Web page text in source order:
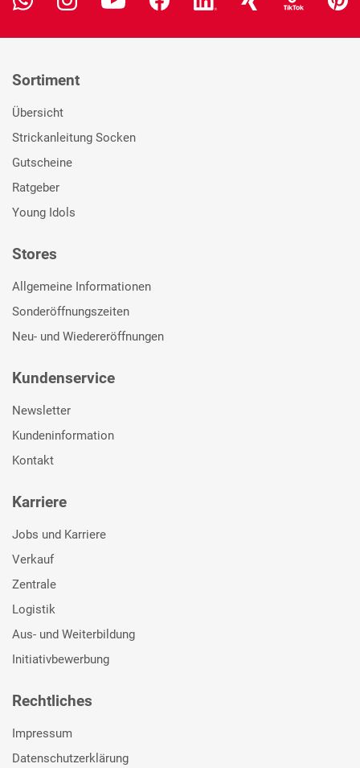
Sortiment
Übersicht
Strickanleitung Socken
Gutscheine
Ratgeber
Young Idols
Stores
Allgemeine Informationen
Sonderöffnungszeiten
Neu- und Wiedereröffnungen
Kundenservice
Newsletter
Kundeninformation
Kontakt
Karriere
Jobs und Karriere
Verkauf
Zentrale
Logistik
Aus- und Weiterbildung
Initiativbewerbung
Rechtliches
Impressum
Datenschutzerklärung